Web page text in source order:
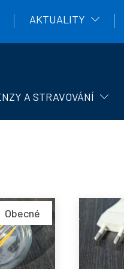
AKTUALITY
A STRAVOVÁNÍ
Obecné